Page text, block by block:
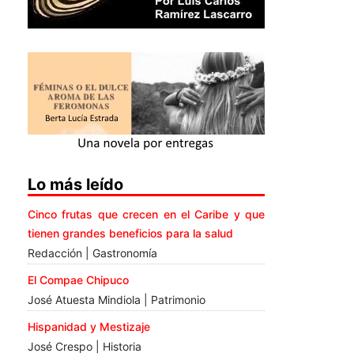
Lo más leído
Cinco frutas que crecen en el Caribe y que
tienen grandes beneficios para la salud
Redacción | Gastronomía
El Compae Chipuco
José Atuesta Mindiola | Patrimonio
Hispanidad y Mestizaje
José Crespo | Historia